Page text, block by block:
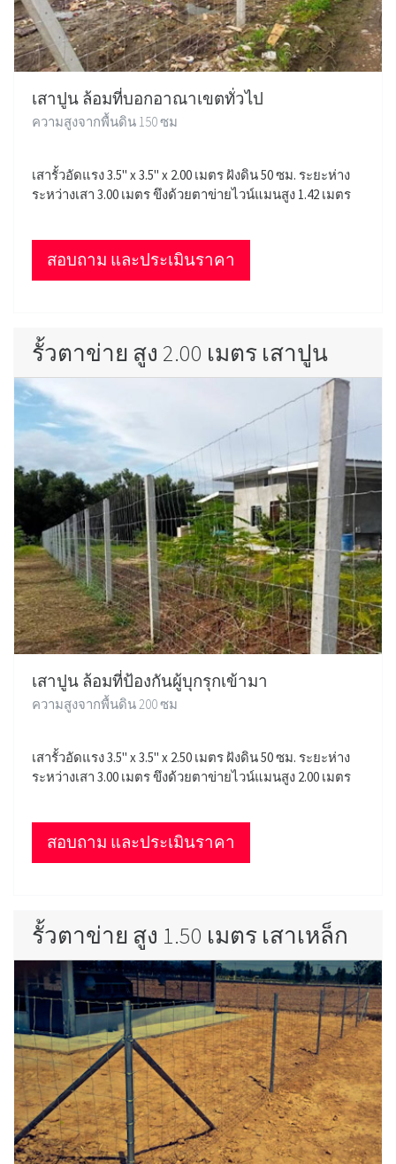
เสาปูน ล้อมที่บอกอาณาเขตทั่วไป
ความสูงจากพื้นดิน 150 ซม
เสารั้วอัดแรง 3.5" x 3.5" x 2.00 เมตร ฝังดิน 50 ซม. ระยะห่าง
ระหว่างเสา 3.00 เมตร ขึงด้วยตาข่ายไวน์แมนสูง 1.42 เมตร
สอบถาม และประเมินราคา
รั้วตาข่าย สูง 2.00 เมตร เสาปูน
เสาปูน ล้อมที่ป้องกันผู้บุกรุกเข้ามา
ความสูงจากพื้นดิน 200 ซม
เสารั้วอัดแรง 3.5" x 3.5" x 2.50 เมตร ฝังดิน 50 ซม. ระยะห่าง
ระหว่างเสา 3.00 เมตร ขึงด้วยตาข่ายไวน์แมนสูง 2.00 เมตร
สอบถาม และประเมินราคา
รั้วตาข่าย สูง 1.50 เมตร เสาเหล็ก